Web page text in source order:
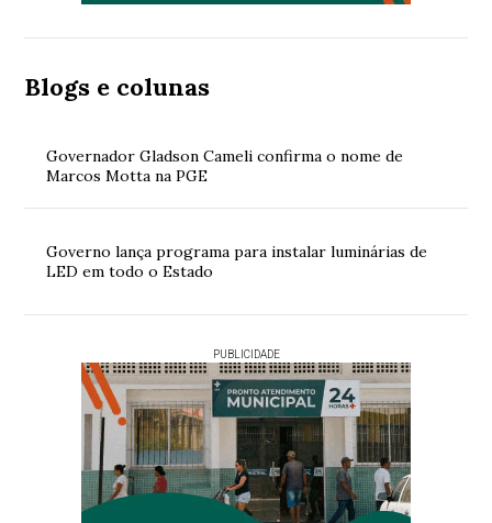
Blogs e colunas
Governador Gladson Cameli confirma o nome de
Marcos Motta na PGE
Governo lança programa para instalar luminárias de
LED em todo o Estado
PUBLICIDADE